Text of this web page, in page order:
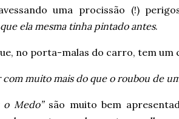
uma procissão (!)
ela mesma tinha pintado antes.
no porta-malas do carro, tem um
muito mais do que o roubou de
o Medo”são muito bem